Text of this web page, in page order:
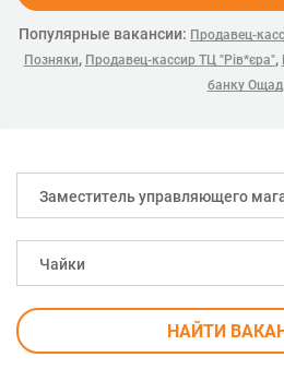
Популярные вакансии: Продавец-
Позняки, Продавец-кассир ТЦ "Рів*єра",
банку Ощад
Заместитель управляющего
Чайки
НАЙТИ